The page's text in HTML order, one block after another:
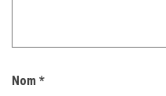
Nom *